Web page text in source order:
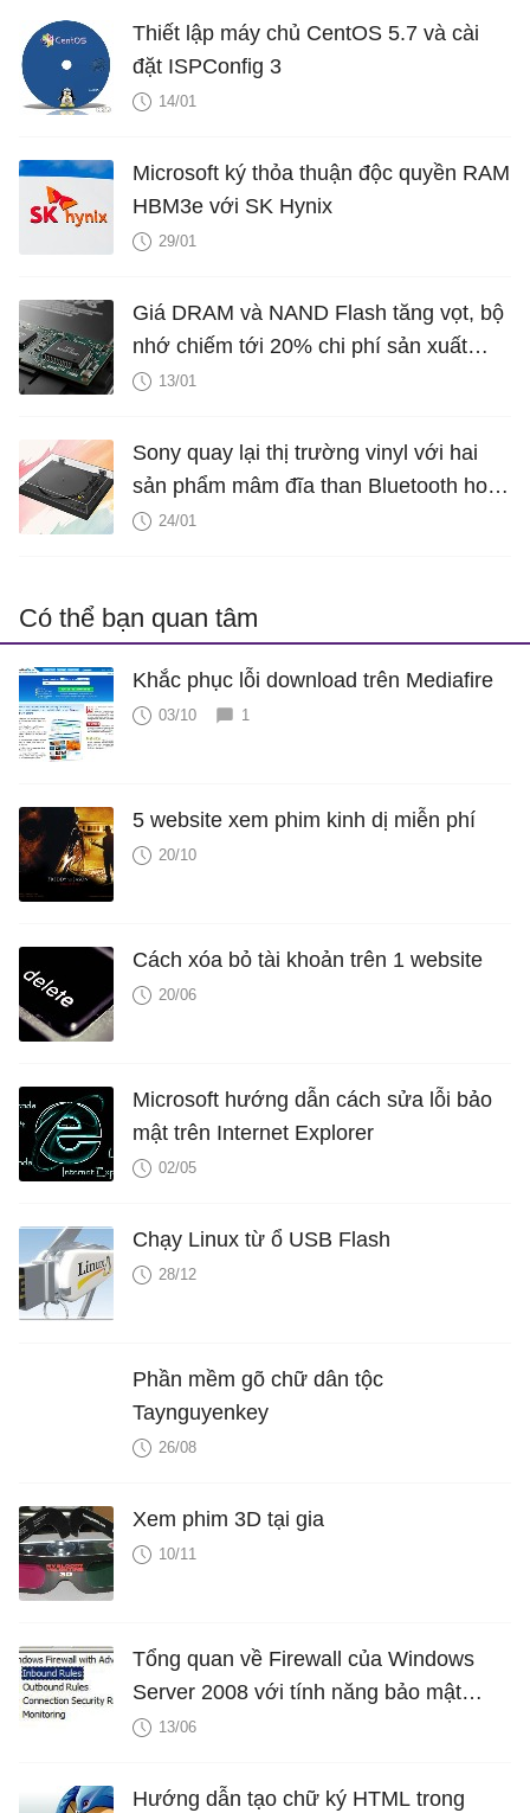
Thiết lập máy chủ CentOS 5.7 và cài
đặt ISPConfig 3
14/01
Microsoft ký thỏa thuận độc quyền RAM
HBM3e với SK Hynix
29/01
Giá DRAM và NAND Flash tăng vọt, bộ
nhớ chiếm tới 20% chi phí sản xuất
smartphone
13/01
Sony quay lại thị trường vinyl với hai
sản phẩm mâm đĩa than Bluetooth hoàn
toàn mới
24/01
Có thể bạn quan tâm
Khắc phục lỗi download trên Mediafire
03/10 1
5 website xem phim kinh dị miễn phí
20/10
Cách xóa bỏ tài khoản trên 1 website
20/06
Microsoft hướng dẫn cách sửa lỗi bảo
mật trên Internet Explorer
02/05
Chạy Linux từ ổ USB Flash
28/12
Phần mềm gõ chữ dân tộc
Taynguyenkey
26/08
Xem phim 3D tại gia
10/11
Tổng quan về Firewall của Windows
Server 2008 với tính năng bảo mật
nâng cao - Phần 2
13/06
Hướng dẫn tạo chữ ký HTML trong